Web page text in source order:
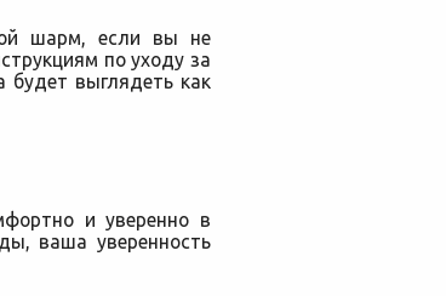
шарм, если вы не
по уходу за
выглядеть как
и уверенно в
ваша уверенность